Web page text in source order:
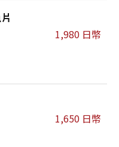
1,980 日幣
1,650 日幣